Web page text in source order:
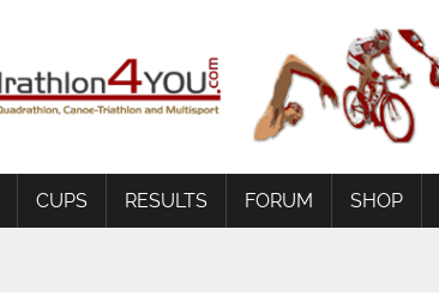
CUPS RESULTS FORUM SHOP